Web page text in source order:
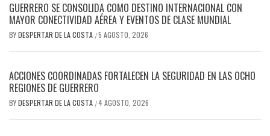
GUERRERO SE CONSOLIDA COMO DESTINO INTERNACIONAL CON
MAYOR CONECTIVIDAD AÉREA Y EVENTOS DE CLASE MUNDIAL
BYDESPERTAR DE LA COSTA /5 AGOSTO, 2026
ACCIONES COORDINADAS FORTALECEN LA SEGURIDAD EN LAS OCHO
REGIONES DE GUERRERO
BYDESPERTAR DE LA COSTA /4 AGOSTO, 2026